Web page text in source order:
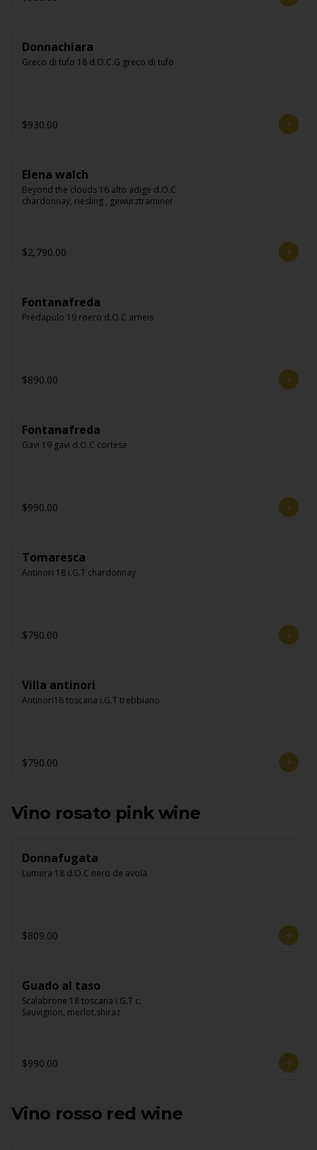
Donnachiara
Greco di tufo 18 d.O.C.G greco di tufo
$930.00
Elena walch
Beyond the clouds 16 alto adige d.O.C
chardonnay, riesling , gewürztraminer
$2,790.00
Fontanafreda
Predapulo 19 roero d.O.C arneis
$890.00
Fontanafreda
Gavi 19 gavi d.O.C cortese
$990.00
Tomaresca
Antinori 18 i.G.T chardonnay
$790.00
Villa antinori
Antinori18 toscana i.G.T trebbiano
$790.00
Vino rosato pink wine
Donnafugata
Lumera 18 d.O.C nero de avola
$809.00
Guado al taso
Scalabrone 18 toscana i.G.T c.
Sauvignon, merlot,shiraz
$990.00
Vino rosso red wine